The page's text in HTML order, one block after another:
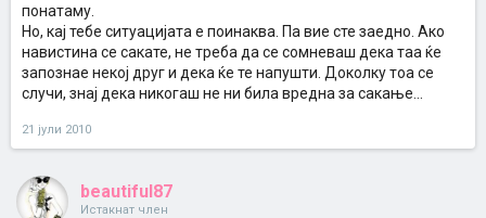
понатаму.
Но, кај тебе ситуацијата е поинаква. Па вие сте заедно. Ако
навистина се сакате, не треба да се сомневаш дека таа ќе
запознае некој друг и дека ќе те напушти. Доколку тоа се
случи, знај дека никогаш не ни била вредна за сакање...
21 јули 2010
beautiful87
Истакнат член